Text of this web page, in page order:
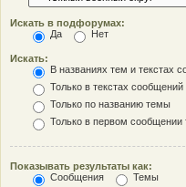
Искать в подфорумах:
Да
Нет
Искать:
В названиях тем и текстах
Только в текстах сообщений
Только по названию темы
Только в первом сообщении
Показывать результаты как:
Сообщения
Темы